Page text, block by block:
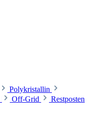
Polykristallin
Off-Grid Restposten